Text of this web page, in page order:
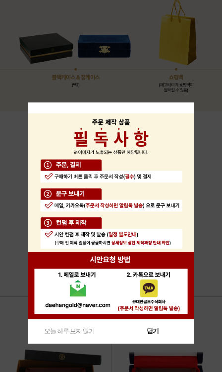
오늘 하루 보지 않기 닫기